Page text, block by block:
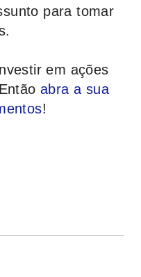
para tomar
em ações
abra a sua
!